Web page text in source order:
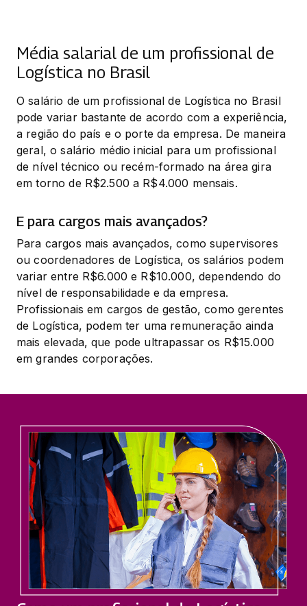
Média salarial de um profissional de
Logística no Brasil
O salário de um profissional de Logística no Brasil
pode variar bastante de acordo com a experiência,
a região do país e o porte da empresa. De maneira
geral, o salário médio inicial para um profissional
de nível técnico ou recém-formado na área gira
em torno de R$2.500 a R$4.000 mensais.
E para cargos mais avançados?
Para cargos mais avançados, como supervisores
ou coordenadores de Logística, os salários podem
variar entre R$6.000 e R$10.000, dependendo do
nível de responsabilidade e da empresa.
Profissionais em cargos de gestão, como gerentes
de Logística, podem ter uma remuneração ainda
mais elevada, que pode ultrapassar os R$15.000
em grandes corporações.